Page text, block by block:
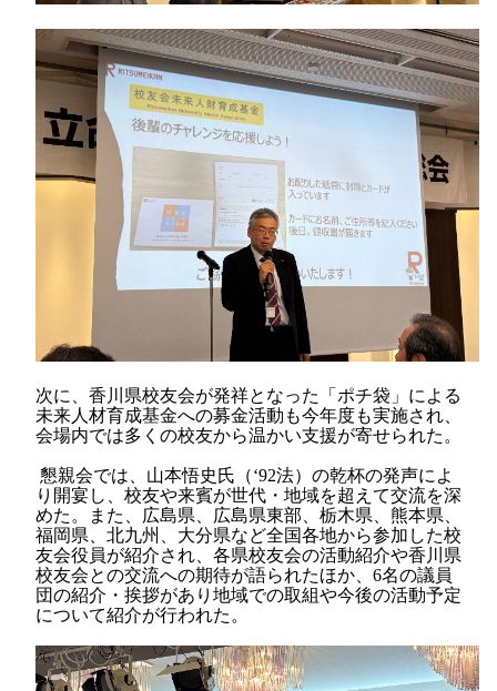
次に、香川県校友会が発祥となった「ポチ袋」による
未来人材育成基金への募金活動も今年度も実施され、
会場内では多くの校友から温かい支援が寄せられた。
懇親会では、山本悟史氏（‘92法）の乾杯の発声によ
り開宴し、校友や来賓が世代・地域を超えて交流を深
めた。また、広島県、広島県東部、栃木県、熊本県、
福岡県、北九州、大分県など全国各地から参加した校
友会役員が紹介され、各県校友会の活動紹介や香川県
校友会との交流への期待が語られたほか、 6名の議員
団の紹介・挨拶があり地域での取組や今後の活動予定
について紹介が行われた。